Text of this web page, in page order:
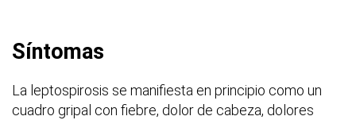
Síntomas
La leptospirosis se manifiesta en principio como un
cuadro gripal con fiebre, dolor de cabeza, dolores